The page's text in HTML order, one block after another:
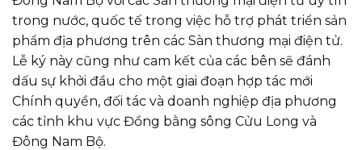
trong nước, quốc tế trong việc hỗ trợ phát triển sản
phẩm địa phương trên các Sàn thương mại điện tử.
Lễ ký này cũng như cam kết của các bên sẽ đánh
dấu sự khởi đầu cho một giai đoạn hợp tác mới
Chính quyền, đối tác và doanh nghiệp địa phương
các tỉnh khu vực Đồng bằng sông Cửu Long và
Đông Nam Bộ.